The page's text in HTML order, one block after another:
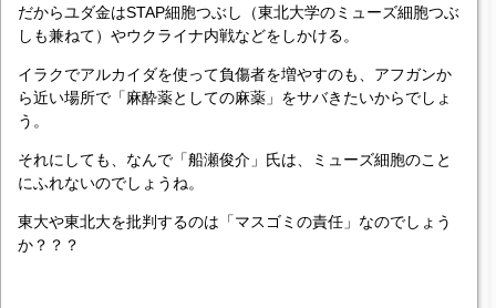
だからユダ金はSTAP細胞つぶし（東北大学のミューズ細胞つぶ
しも兼ねて）やウクライナ内戦などをしかける。
イラクでアルカイダを使って負傷者を増やすのも、アフガンか
ら近い場所で「麻酔薬としての麻薬」をサバきたいからでしょ
う。
それにしても、なんで「船瀬俊介」氏は、ミューズ細胞のこと
にふれないのでしょうね。
東大や東北大を批判するのは「マスゴミの責任」なのでしょう
か？？？